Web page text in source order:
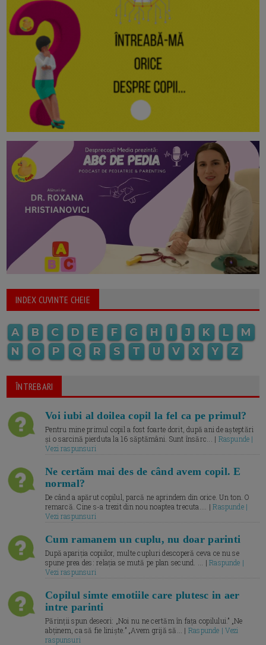
INDEX CUVINTE CHEIE
A B C D E F G H I J K L
M
N
O P Q R S T U V X Y Z
ÎNTREBARI
Voi iubi al doilea copil la fel ca pe primul?
Pentru mine primul copil a fost foarte dorit, după ani de așteptări
și o sarcină pierduta la 16 săptămâni. Sunt însărc... | Raspunde |
Vezi raspunsuri
Ne certăm mai des de când avem copil. E
normal?
De când a apărut copilul, parcă ne aprindem din orice. Un ton. O
remarcă. Cine s-a trezit din nou noaptea trecuta.... |Raspunde |
Vezi raspunsuri
Cum ramanem un cuplu, nu doar parinti
După apariția copiilor, multe cupluri descoperă ceva ce nu se
spune prea des: relația se mută pe plan secund. ... |Raspunde |
Vezi raspunsuri
Copilul simte emotiile care plutesc in aer
intre parinti
Părinții spun deseori: „Noi nu ne certăm în fața copilului.” „Ne
abținem, ca să fie liniște.” „Avem grijă să... | Raspunde | Vezi
raspunsuri